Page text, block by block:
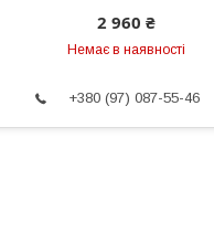
2 960 ₴
Немає в наявності
+380 (97) 087-55-46